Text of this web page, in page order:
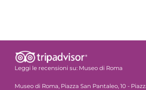
Leggi le recensioni su: Museo di Roma
Museo di Roma, Piazza San Pantaleo, 10 -